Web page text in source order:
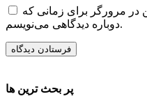
در مرورگر برای زمانی که
دوباره دیدگاهی می‌نویسم.
پر بحث ترین ها